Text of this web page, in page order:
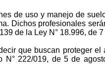
de uso y manejo de
Dichos profesionales
de la Ley N° 18.996, de
que buscan proteger
222/019, de 5 de